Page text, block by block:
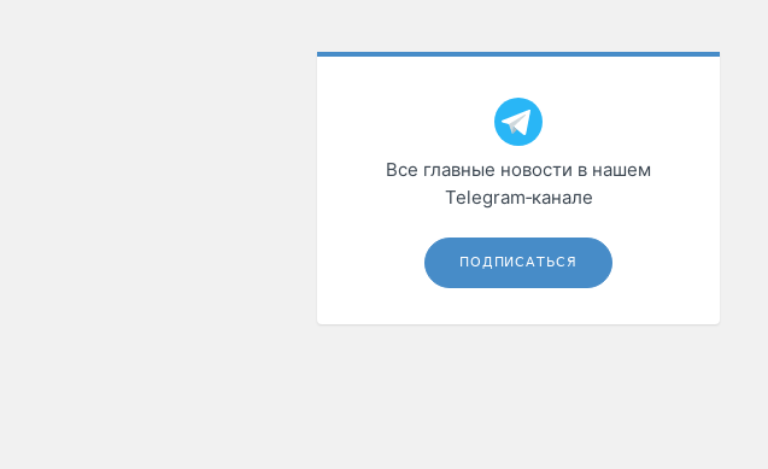
Все главные новости в нашем
Telegram‑канале
ПОДПИСАТЬСЯ